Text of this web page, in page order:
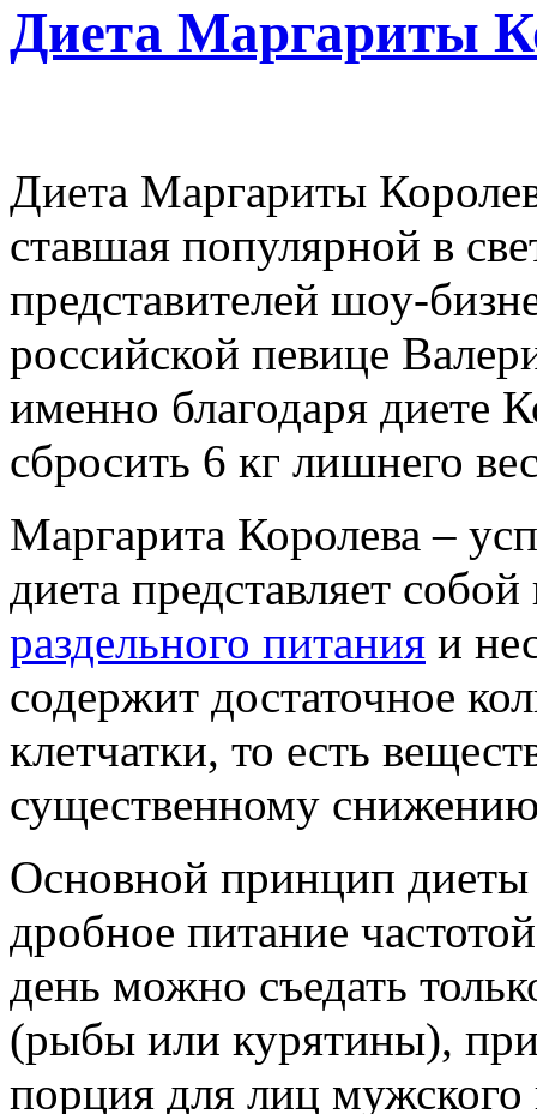
Диета Маргариты
Диета Маргариты
ставшая популярной в
представителей шоу-
российской певице
именно благодаря диете
сбросить 6 кг лишнего
Маргарита Королева –
диета представляет
раздельного питания и
содержит достаточное
клетчатки, то есть
существенному
Основной принцип
дробное питание
день можно съедать
(рыбы или курятины),
порция для лиц мужского